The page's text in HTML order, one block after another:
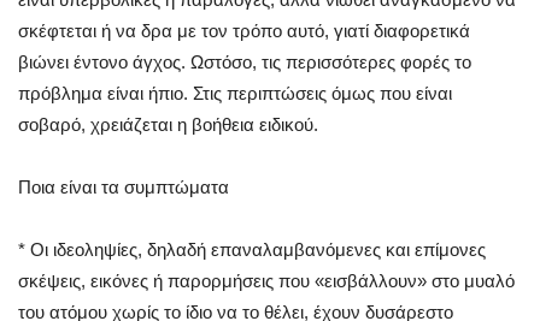
σκέφτεται ή να δρα με τον τρόπο αυτό, γιατί διαφορετικά
βιώνει έντονο άγχος. Ωστόσο, τις περισσότερες φορές το
πρόβλημα είναι ήπιο. Στις περιπτώσεις όμως που είναι
σοβαρό, χρειάζεται η βοήθεια ειδικού.
Ποια είναι τα συμπτώματα
* Οι ιδεοληψίες, δηλαδή επαναλαμβανόμενες και επίμονες
σκέψεις, εικόνες ή παρορμήσεις που «εισβάλλουν» στο μυαλό
του ατόμου χωρίς το ίδιο να το θέλει, έχουν δυσάρεστο